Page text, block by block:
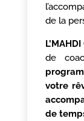
de la
de
votre
de